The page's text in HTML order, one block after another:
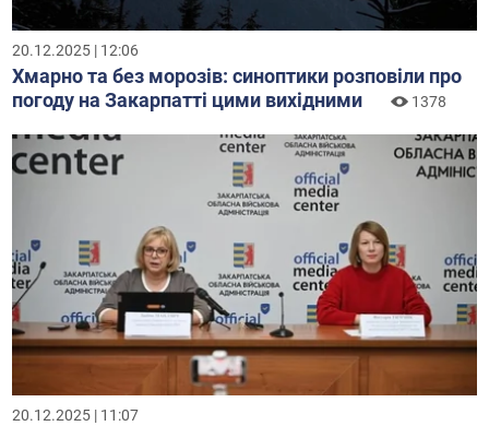
20.12.2025 | 12:06
Хмарно та без морозів: синоптики розповіли про
погоду на Закарпатті цими вихідними
1378
20.12.2025 | 11:07